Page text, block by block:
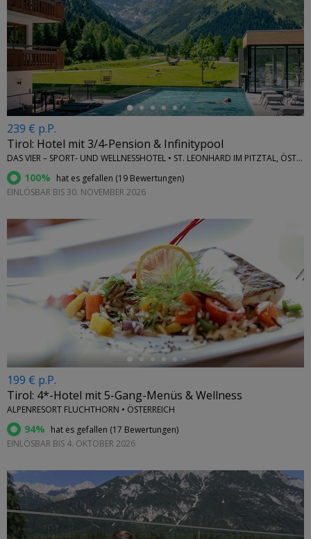
←
239 € p.P.
Tirol: Hotel mit 3/4-Pension & Infinitypool
DAS VIER – SPORT- UND WELLNESSHOTEL • ST. LEONHARD IM PITZTAL, ÖSTERREICH
100% hat es gefallen (19 Bewertungen)
EINLÖSBAR BIS 30. NOVEMBER 2026
199 € p.P.
Tirol: 4*-Hotel mit 5-Gang-Menüs & Wellness
ALPENRESORT FLUCHTHORN • ÖSTERREICH
94% hat es gefallen (17 Bewertungen)
EINLÖSBAR BIS 4. OKTOBER 2026